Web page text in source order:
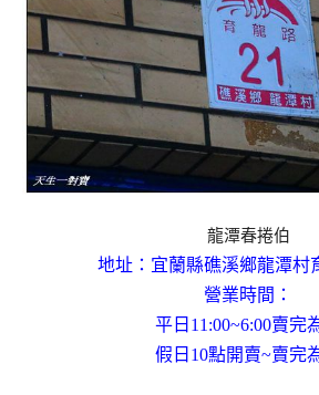
龍潭春捲伯
地址：宜蘭縣礁溪鄉龍潭村
營業時間：
平日11:00~6:00賣完
假日10點開賣~賣完